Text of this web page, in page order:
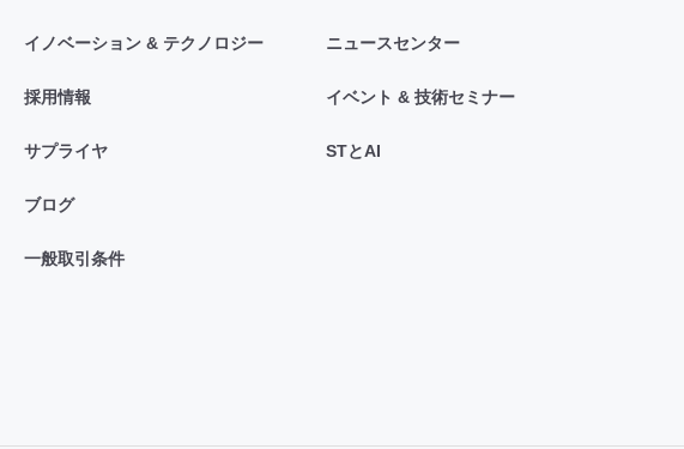
イノベーション & テクノロジー
採用情報
サプライヤ
ブログ
一般取引条件
ニュースセンター
イベント & 技術セミナー
STとAI